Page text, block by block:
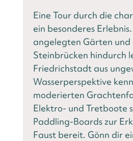
Eine Tour durch die
ein besonderes
angelegten Gärten und
Steinbrücken hindurch
Friedrichstadt aus
Wasserperspektive
moderierten
Elektro- und Tretboote
Paddling-Boards zur
Faust bereit. Gönn dir